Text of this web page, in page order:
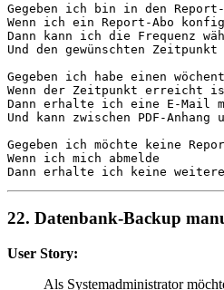
Gegeben
Wenn
Dann
Und
den gewünschten
Gegeben
Wenn
Dann
Und
kann zwischen PDF-Anhang
Gegeben
Wenn
Dann erhalte ich keine
22. Datenbank-Backup
User Story:
Als Systemadministrator